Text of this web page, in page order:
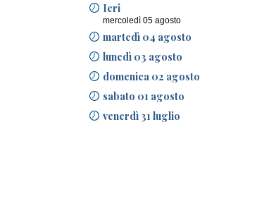
Ieri
mercoledì 05 agosto
martedì 04 agosto
lunedì 03 agosto
domenica 02 agosto
sabato 01 agosto
venerdì 31 luglio